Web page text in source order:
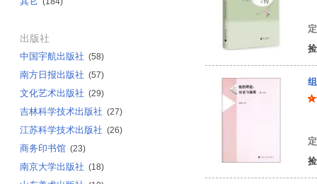
出版社
中国宇航出版社 (58)
南方日报出版社 (57)
文化艺术出版社 (29)
吉林科学技术出版社 (27)
江苏科学技术出版社 (26)
商务印书馆 (23)
南京大学出版社 (18)